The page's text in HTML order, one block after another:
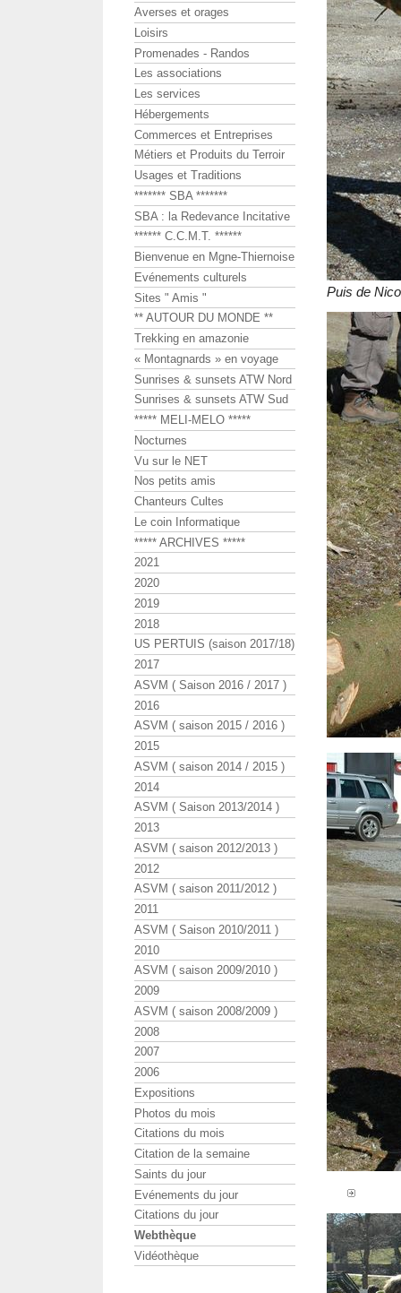
Puis de
Averses et orages
Loisirs
Promenades - Randos
Les associations
Les services
Hébergements
Commerces et Entreprises
Métiers et Produits du Terroir
Usages et Traditions
******* SBA *******
SBA : la Redevance Incitative
****** C.C.M.T. ******
Bienvenue en Mgne-Thiernoise
Evénements culturels
Sites " Amis "
** AUTOUR DU MONDE **
Trekking en amazonie
« Montagnards » en voyage
Sunrises & sunsets ATW Nord
Sunrises & sunsets ATW Sud
***** MELI-MELO *****
Nocturnes
Vu sur le NET
Nos petits amis
Chanteurs Cultes
Le coin Informatique
***** ARCHIVES *****
2021
2020
2019
2018
US PERTUIS (saison 2017/18)
2017
ASVM ( Saison 2016 / 2017 )
2016
ASVM ( saison 2015 / 2016 )
2015
ASVM ( saison 2014 / 2015 )
2014
ASVM ( Saison 2013/2014 )
2013
ASVM ( saison 2012/2013 )
2012
ASVM ( saison 2011/2012 )
2011
ASVM ( Saison 2010/2011 )
2010
ASVM ( saison 2009/2010 )
2009
ASVM ( saison 2008/2009 )
2008
2007
2006
Expositions
Photos du mois
Citations du mois
Citation de la semaine
Saints du jour
Evénements du jour
Citations du jour
Webthèque
Vidéothèque